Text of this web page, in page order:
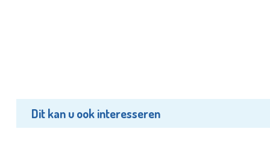
Dit kan u ook interesseren